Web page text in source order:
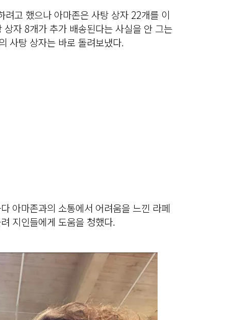
려고 했으나 아마존은 사탕 상자 22개를 이
자 8개가 추가 배송된다는 사실을 안 그는
사탕 상자는 바로 돌려보냈다.
아마존과의 소통에서 어려움을 느낀 라페
지인들에게 도움을 청했다.